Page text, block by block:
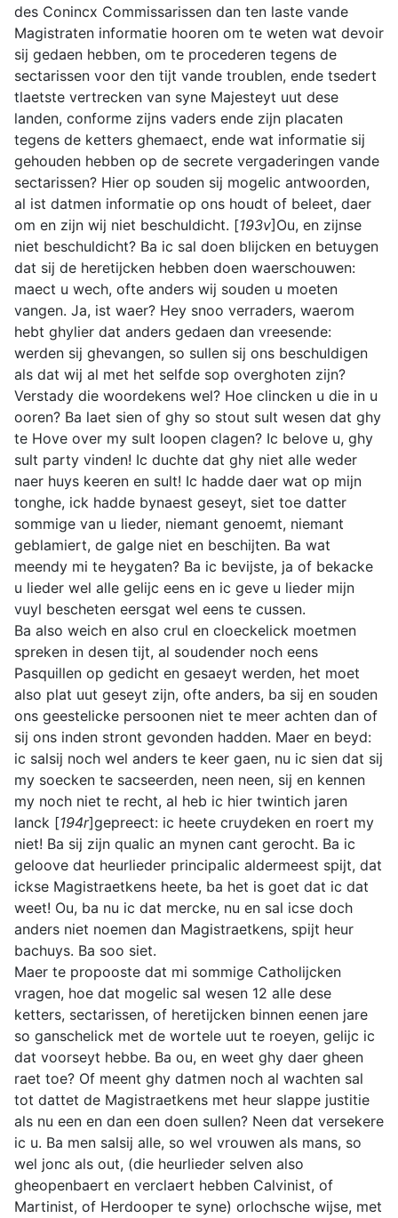
des Conincx Commissarissen dan ten laste vande
Magistraten informatie hooren om te weten wat devoir
sij gedaen hebben, om te procederen tegens de
sectarissen voor den tijt vande troublen, ende tsedert
tlaetste vertrecken van syne Majesteyt uut dese
landen, conforme zijns vaders ende zijn placaten
tegens de ketters ghemaect, ende wat informatie sij
gehouden hebben op de secrete vergaderingen vande
sectarissen? Hier op souden sij mogelic antwoorden,
al ist datmen informatie op ons houdt of beleet, daer
om en zijn wij niet beschuldicht. [193v]Ou, en zijnse
niet beschuldicht? Ba ic sal doen blijcken en betuygen
dat sij de heretijcken hebben doen waerschouwen:
maect u wech, ofte anders wij souden u moeten
vangen. Ja, ist waer? Hey snoo verraders, waerom
hebt ghylier dat anders gedaen dan vreesende:
werden sij ghevangen, so sullen sij ons beschuldigen
als dat wij al met het selfde sop overghoten zijn?
Verstady die woordekens wel? Hoe clincken u die in u
ooren? Ba laet sien of ghy so stout sult wesen dat ghy
te Hove over my sult loopen clagen? Ic belove u, ghy
sult party vinden! Ic duchte dat ghy niet alle weder
naer huys keeren en sult! Ic hadde daer wat op mijn
tonghe, ick hadde bynaest geseyt, siet toe datter
sommige van u lieder, niemant genoemt, niemant
geblamiert, de galge niet en beschijten. Ba wat
meendy mi te heygaten? Ba ic bevijste, ja of bekacke
u lieder wel alle gelijc eens en ic geve u lieder mijn
vuyl bescheten eersgat wel eens te cussen.
Ba also weich en also crul en cloeckelick moetmen
spreken in desen tijt, al soudender noch eens
Pasquillen op gedicht en gesaeyt werden, het moet
also plat uut geseyt zijn, ofte anders, ba sij en souden
ons geestelicke persoonen niet te meer achten dan of
sij ons inden stront gevonden hadden. Maer en beyd:
ic salsij noch wel anders te keer gaen, nu ic sien dat sij
my soecken te sacseerden, neen neen, sij en kennen
my noch niet te recht, al heb ic hier twintich jaren
lanck [194r]gepreect: ic heete cruydeken en roert my
niet! Ba sij zijn qualic an mynen cant gerocht. Ba ic
geloove dat heurlieder principalic aldermeest spijt, dat
ickse Magistraetkens heete, ba het is goet dat ic dat
weet! Ou, ba nu ic dat mercke, nu en sal icse doch
anders niet noemen dan Magistraetkens, spijt heur
bachuys. Ba soo siet.
Maer te propooste dat mi sommige Catholijcken
vragen, hoe dat mogelic sal wesen 12 alle dese
ketters, sectarissen, of heretijcken binnen eenen jare
so ganschelick met de wortele uut te roeyen, gelijc ic
dat voorseyt hebbe. Ba ou, en weet ghy daer gheen
raet toe? Of meent ghy datmen noch al wachten sal
tot dattet de Magistraetkens met heur slappe justitie
als nu een en dan een doen sullen? Neen dat versekere
ic u. Ba men salsij alle, so wel vrouwen als mans, so
wel jonc als out, (die heurlieder selven also
gheopenbaert en verclaert hebben Calvinist, of
Martinist, of Herdooper te syne) orlochsche wijse, met